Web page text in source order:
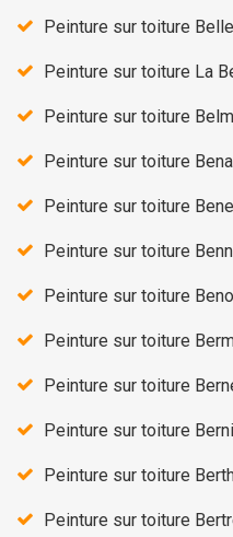
Peinture sur toiture
Peinture sur toiture La
Peinture sur toiture
Peinture sur toiture
Peinture sur toiture
Peinture sur toiture
Peinture sur toiture
Peinture sur toiture
Peinture sur toiture
Peinture sur toiture
Peinture sur toiture
Peinture sur toiture